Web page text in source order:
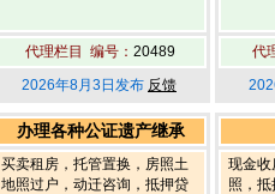
代理栏目 编号： 20489
2026年8月3日发布 反馈
代
办理各种公证遗产继承
买卖租房，托管置换，房照土
地照过户，动迁咨询，抵押贷
现金收
照，